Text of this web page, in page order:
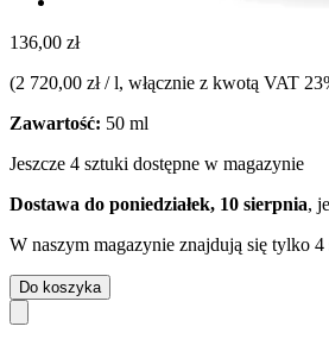
136,00 zł
(2 720,00 zł / l, włącznie z kwotą VAT
Zawartość: 50 ml
Jeszcze 4 sztuki dostępne w magazynie
Dostawa do poniedziałek, 10 sierpnia,
W naszym magazynie znajdują się tylko
Do koszyka